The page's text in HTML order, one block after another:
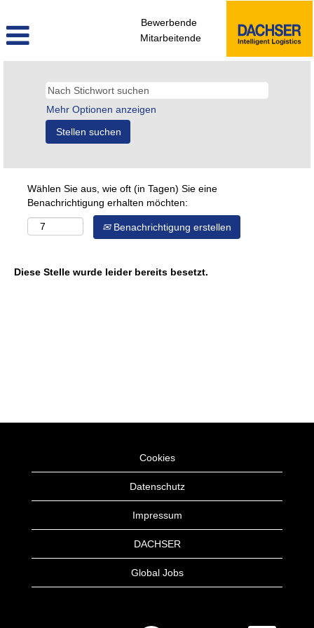
Bewerbende
Mitarbeitende
Mehr Optionen anzeigen
Wählen Sie aus, wie oft (in Tagen) Sie eine
Benachrichtigung erhalten möchten:
Benachrichtigung erstellen
Diese Stelle wurde leider bereits besetzt.
Cookies
Datenschutz
Impressum
DACHSER
Global Jobs